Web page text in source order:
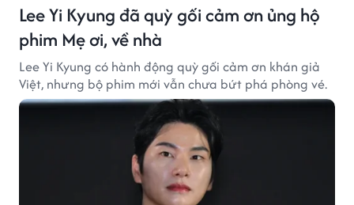
Lee Yi Kyung đã quỳ gối cảm ơn ủng hộ
phim Mẹ ơi, về nhà
Lee Yi Kyung có hành động quỳ gối cảm ơn khán giả
Việt, nhưng bộ phim mới vẫn chưa bứt phá phòng vé.